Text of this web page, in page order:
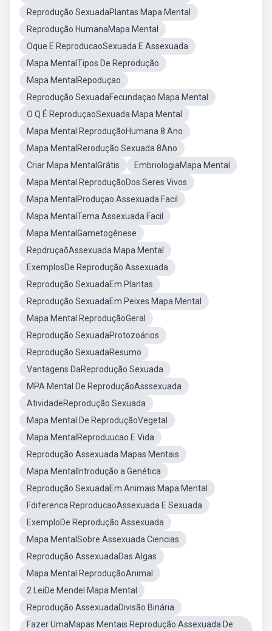
Reprodução SexuadaPlantas Mapa Mental
Reprodução HumanaMapa Mental
Oque E ReproducaoSexuada E Assexuada
Mapa MentalTipos De Reprodução
Mapa MentalRepoduçao
Reprodução SexuadaFecundaçao Mapa Mental
O Q É ReproduçaoSexuada Mapa Mental
Mapa Mental ReproduçãoHumana 8 Ano
Mapa MentalRerodução Sexuada 8Ano
Criar Mapa MentalGrátis
EmbriologiaMapa Mental
Mapa Mental ReproduçãoDos Seres Vivos
Mapa MentalProduçao Assexuada Facil
Mapa MentalTema Assexuada Facil
Mapa MentalGametogênese
RepdruçaõAssexuada Mapa Mental
ExemplosDe Reprodução Assexuada
Reprodução SexuadaEm Plantas
Reprodução SexuadaEm Peixes Mapa Mental
Mapa Mental ReproduçãoGeral
Reprodução SexuadaProtozoários
Reprodução SexuadaResumo
Vantagens DaReprodução Sexuada
MPA Mental De ReproduçãoAsssexuada
AtividadeReprodução Sexuada
Mapa Mental De ReproduçãoVegetal
Mapa MentalReproduucao E Vida
Reprodução Assexuada Mapas Mentais
Mapa MentalIntrodução a Genética
Reprodução SexuadaEm Animais Mapa Mental
Fdiferenca ReproducaoAssexuada E Sexuada
ExemploDe Reprodução Assexuada
Mapa MentalSobre Assexuada Ciencias
Reprodução AssexuadaDas Algas
Mapa Mental ReproduçãoAnimal
2 LeiDe Mendel Mapa Mental
Reprodução AssexuadaDivisão Binária
Fazer UmaMapas Mentais Reprodução Assexuada De